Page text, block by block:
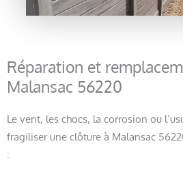
Réparation et
Malansac 56220
Le vent, les chocs, la corrosion ou
fragiliser une clôture à Malansac
: